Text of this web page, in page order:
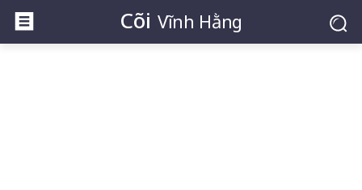
Cõi Vĩnh Hằng